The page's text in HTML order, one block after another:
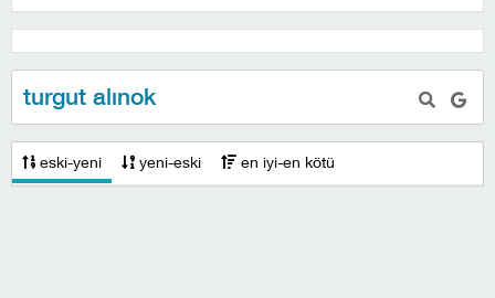
turgut alınok
eski-yeni yeni-eski en iyi-en kötü